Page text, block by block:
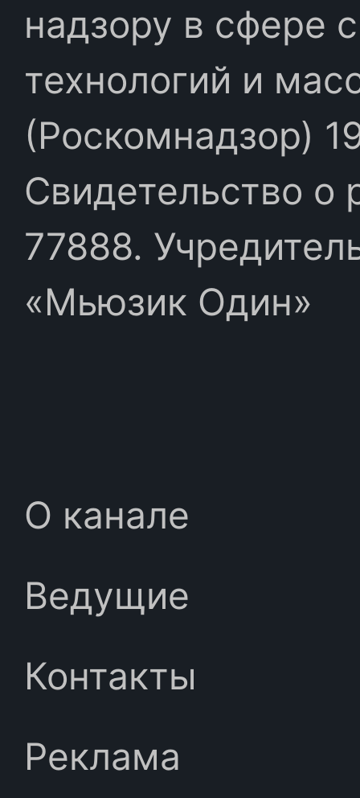
надзору в сфере
технологий и
(Роскомнадзор)
Свидетельство
77888.
«Мьюзик Один»
О канале
Ведущие
Контакты
Реклама